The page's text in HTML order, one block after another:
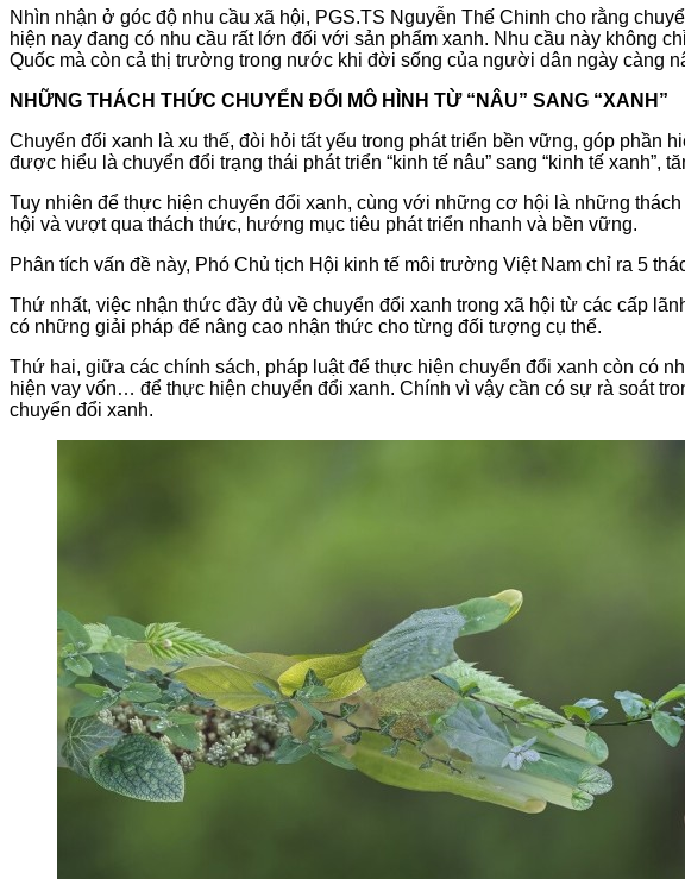
Nhìn nhận ở góc độ nhu cầu xã hội, PGS.TS Nguyễn Thế Chinh cho rằng
hiện nay đang có nhu cầu rất lớn đối với sản phẩm xanh. Nhu cầu này không
Quốc mà còn cả thị trường trong nước khi đời sống của người dân ngày càng
NHỮNG THÁCH THỨC CHUYỂN ĐỔI MÔ HÌNH TỪ “NÂU” SANG “XANH”
Chuyển đổi xanh là xu thế, đòi hỏi tất yếu trong phát triển bền vững, góp phần
được hiểu là chuyển đổi trạng thái phát triển “kinh tế nâu” sang “kinh tế xanh”,
Tuy nhiên để thực hiện chuyển đổi xanh, cùng với những cơ hội là những
hội và vượt qua thách thức, hướng mục tiêu phát triển nhanh và bền vững.
Phân tích vấn đề này, Phó Chủ tịch Hội kinh tế môi trường Việt Nam chỉ ra 5
Thứ nhất, việc nhận thức đầy đủ về chuyển đổi xanh trong xã hội từ các cấp
có những giải pháp để nâng cao nhận thức cho từng đối tượng cụ thể.
Thứ hai, giữa các chính sách, pháp luật để thực hiện chuyển đổi xanh còn có
hiện vay vốn… để thực hiện chuyển đổi xanh. Chính vì vậy cần có sự rà soát
chuyển đổi xanh.